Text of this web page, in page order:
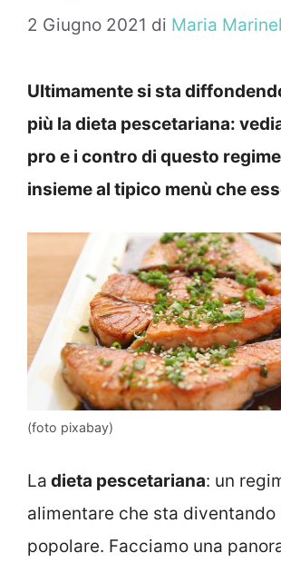
2 Giugno 2021 di Maria
Ultimamente si sta
più la dieta pescetariana:
pro e i contro di questo
insieme al tipico menù che
(foto pixabay)
La dieta pescetariana: un
alimentare che sta diventando
popolare. Facciamo una